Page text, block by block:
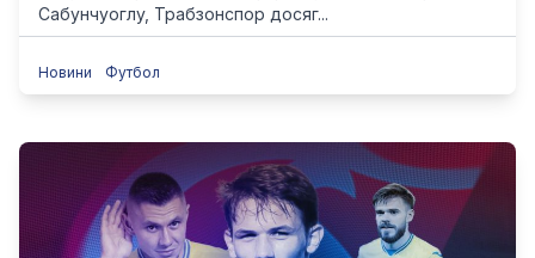
Сабунчуоглу, Трабзонспор досяг...
Новини Футбол